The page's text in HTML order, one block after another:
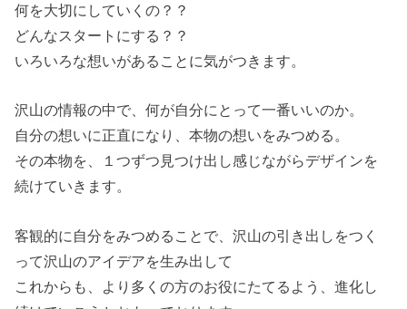
何を大切にしていくの？？
どんなスタートにする？？
いろいろな想いがあることに気がつきます。
沢山の情報の中で、何が自分にとって一番いいのか。
自分の想いに正直になり、本物の想いをみつめる。
その本物を、１つずつ見つけ出し感じながらデザインを
続けていきます。
客観的に自分をみつめることで、沢山の引き出しをつく
って沢山のアイデアを生み出して
これからも、より多くの方のお役にたてるよう、進化し